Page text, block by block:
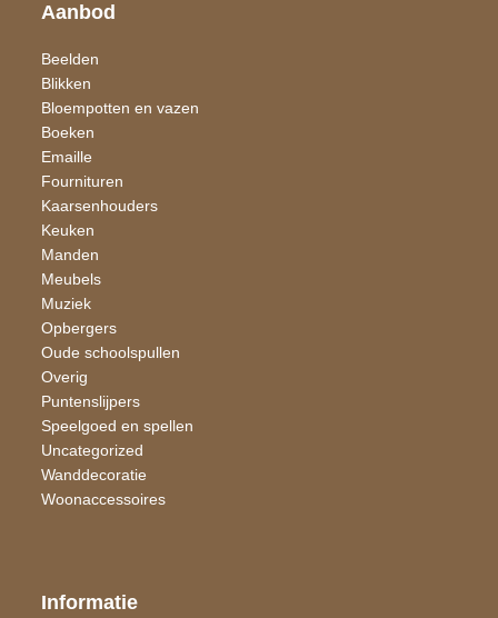
Aanbod
Beelden
Blikken
Bloempotten en vazen
Boeken
Emaille
Fournituren
Kaarsen​houders
Keuken
Manden
Meubels
Muziek
Opbergers
Oude schoolspullen
Overig
Puntenslijpers
Speelgoed en spellen
Uncategorized
Wand​decoratie
Woon​accessoires
Informatie